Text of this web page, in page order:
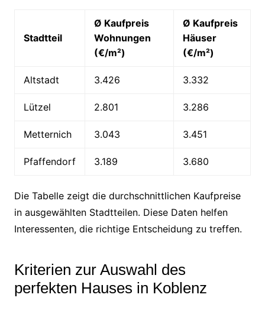
Stadtteil
Ø Kaufpreis
Wohnungen
(€/m²)
Ø Kaufpreis
Häuser
(€/m²)
Altstadt 3.426 3.332
Lützel 2.801 3.286
Metternich 3.043 3.451
Pfaffendorf 3.189 3.680
Die Tabelle zeigt die durchschnittlichen Kaufpreise
in ausgewählten Stadtteilen. Diese Daten helfen
Interessenten, die richtige Entscheidung zu treffen.
Kriterien zur Auswahl des
perfekten Hauses in Koblenz